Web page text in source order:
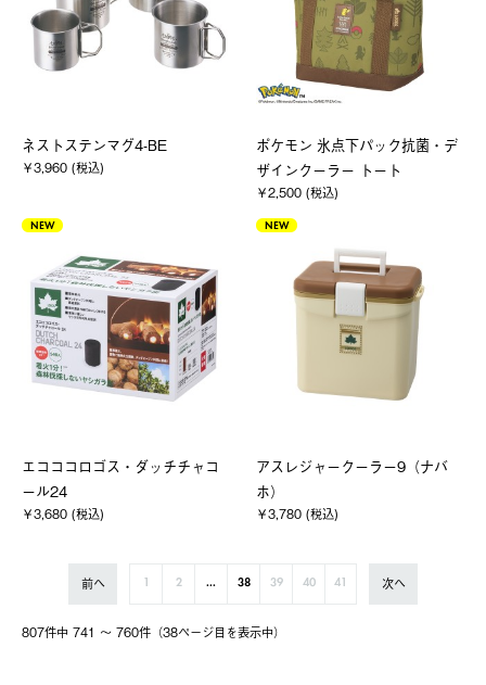
ネストステンマグ4-BE
￥3,960 (税込)
ポケモン 氷点下パック抗菌・デ
ザインクーラー トート
￥2,500 (税込)
NEW
エコココロゴス・ダッチチャコ
ール24
￥3,680 (税込)
NEW
アスレジャークーラー9（ナバ
ホ）
￥3,780 (税込)
807件中 741 〜 760件（38ページ⽬を表⽰中）
前へ 1 2 ... 38 39 40 41 次へ